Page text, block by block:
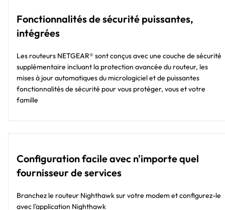
Fonctionnalités de sécurité puissantes,
intégrées
Les routeurs NETGEAR® sont conçus avec une couche de sécurité
supplémentaire incluant la protection avancée du routeur, les
mises à jour automatiques du micrologiciel et de puissantes
fonctionnalités de sécurité pour vous protéger, vous et votre
famille
Configuration facile avec n'importe quel
fournisseur de services
Branchez le routeur Nighthawk sur votre modem et configurez-le
avec l'application Nighthawk